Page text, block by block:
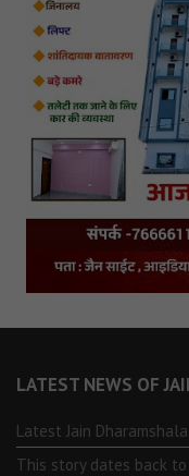
LATEST NEWS OF
Latest Jain
This story dates back